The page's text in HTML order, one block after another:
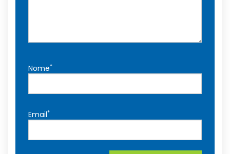
Nome*
Email*